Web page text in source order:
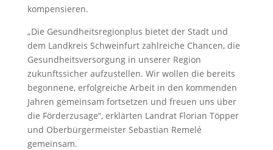
kompensieren.
„Die Gesundheitsregionplus bietet der Stadt und
dem Landkreis Schweinfurt zahlreiche Chancen, die
Gesundheitsversorgung in unserer Region
zukunftssicher aufzustellen. Wir wollen die bereits
begonnene, erfolgreiche Arbeit in den kommenden
Jahren gemeinsam fortsetzen und freuen uns über
die Förderzusage“, erklärten Landrat Florian Töpper
und Oberbürgermeister Sebastian Remelé
gemeinsam.